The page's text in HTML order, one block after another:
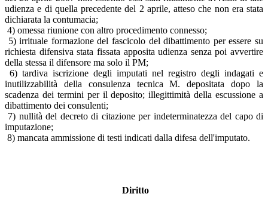
udienza e di quella precedente del 2 aprile, atteso che non era stata
dichiarata la contumacia;
4) omessa riunione con altro procedimento connesso;
5) irrituale formazione del fascicolo del dibattimento per essere su
richiesta difensiva stata fissata apposita udienza senza poi avvertire
della stessa il difensore ma solo il PM;
6) tardiva iscrizione degli imputati nel registro degli indagati e
inutilizzabilità della consulenza tecnica M. depositata dopo la
scadenza dei termini per il deposito; illegittimità della escussione a
dibattimento dei consulenti;
7) nullità del decreto di citazione per indeterminatezza del capo di
imputazione;
8) mancata ammissione di testi indicati dalla difesa dell'imputato.
Diritto